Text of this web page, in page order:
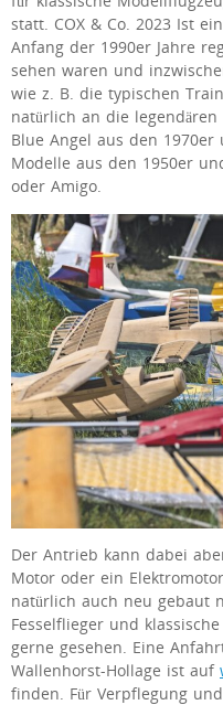
statt. COX & Co. 2023 Ist
Anfang der 1990er Jahre
sehen waren und
wie z. B. die typischen
natürlich an die
Blue Angel aus den
Modelle aus den 1950er
oder Amigo.
Der Antrieb kann dabei
Motor oder ein
natürlich auch neu gebaut
Fesselflieger und
gerne gesehen. Eine
Wallenhorst-Hollage ist auf
finden. Für Verpflegung